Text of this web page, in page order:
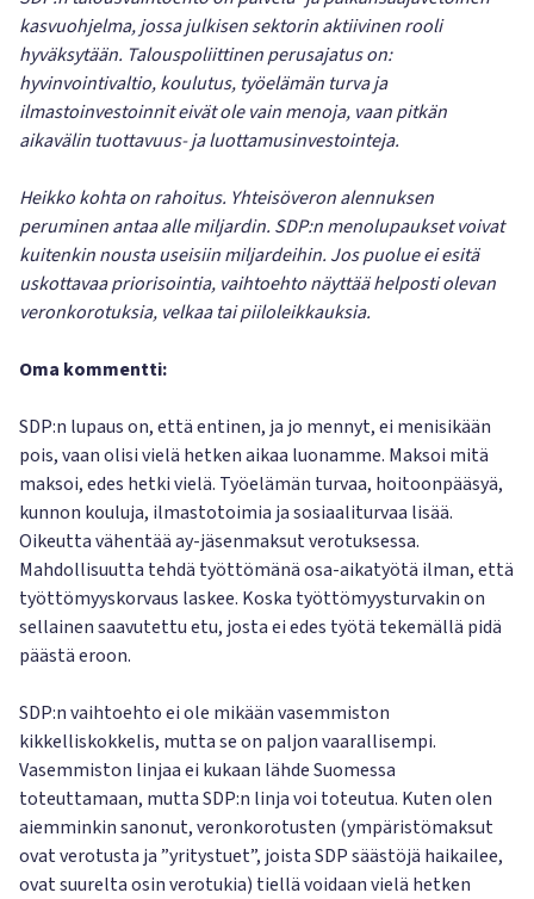
kasvuohjelma, jossa julkisen sektorin aktiivinen rooli
hyväksytään. Talouspoliittinen perusajatus on:
hyvinvointivaltio, koulutus, työelämän turva ja
ilmastoinvestoinnit eivät ole vain menoja, vaan pitkän
aikavälin tuottavuus- ja luottamusinvestointeja.
Heikko kohta on rahoitus. Yhteisöveron alennuksen
peruminen antaa alle miljardin. SDP:n menolupaukset voivat
kuitenkin nousta useisiin miljardeihin. Jos puolue ei esitä
uskottavaa priorisointia, vaihtoehto näyttää helposti olevan
veronkorotuksia, velkaa tai piiloleikkauksia.
Oma kommentti:
SDP:n lupaus on, että entinen, ja jo mennyt, ei menisikään
pois, vaan olisi vielä hetken aikaa luonamme. Maksoi mitä
maksoi, edes hetki vielä. Työelämän turvaa, hoitoonpääsyä,
kunnon kouluja, ilmastotoimia ja sosiaaliturvaa lisää.
Oikeutta vähentää ay-jäsenmaksut verotuksessa.
Mahdollisuutta tehdä työttömänä osa-aikatyötä ilman, että
työttömyyskorvaus laskee. Koska työttömyysturvakin on
sellainen saavutettu etu, josta ei edes työtä tekemällä pidä
päästä eroon.
SDP:n vaihtoehto ei ole mikään vasemmiston
kikkelliskokkelis, mutta se on paljon vaarallisempi.
Vasemmiston linjaa ei kukaan lähde Suomessa
toteuttamaan, mutta SDP:n linja voi toteutua. Kuten olen
aiemminkin sanonut, veronkorotusten (ympäristömaksut
ovat verotusta ja ”yritystuet”, joista SDP säästöjä haikailee,
ovat suurelta osin verotukia) tiellä voidaan vielä hetken